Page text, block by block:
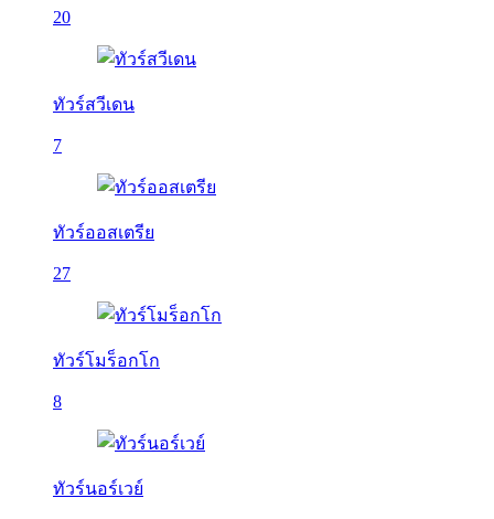
20
ทัวร์สวีเดน
7
ทัวร์ออสเตรีย
27
ทัวร์โมร็อกโก
8
ทัวร์นอร์เวย์